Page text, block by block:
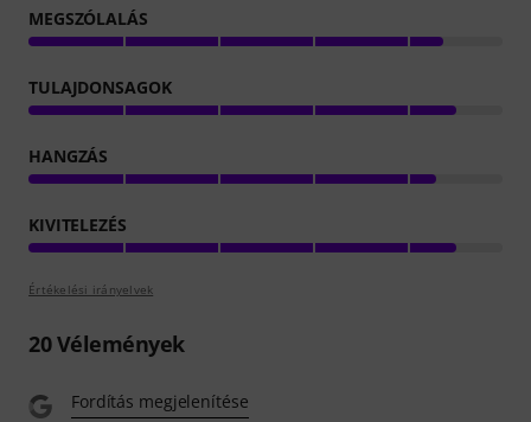
MEGSZÓLALÁS
TULAJDONSAGOK
HANGZÁS
KIVITELEZÉS
Értékelési irányelvek
20Vélemények
Fordítás megjelenítése